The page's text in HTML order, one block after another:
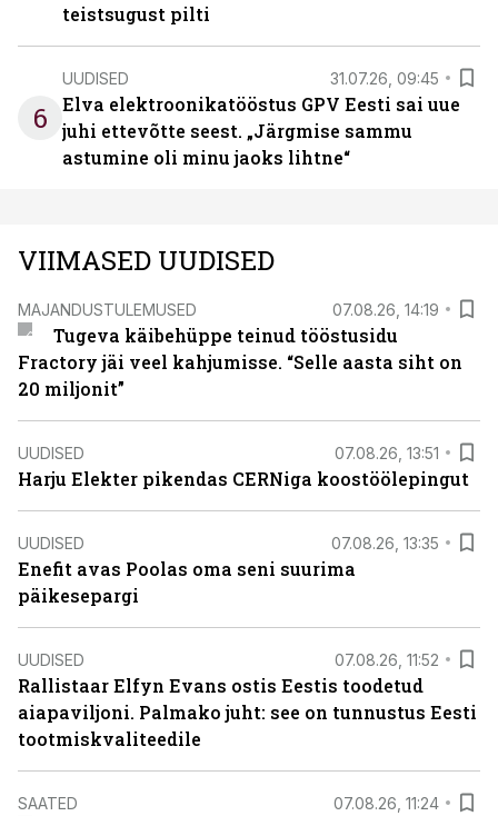
teistsugust pilti
6
UUDISED 31.07.26, 09:45
Elva elektroonikatööstus GPV Eesti sai uue
juhi ettevõtte seest. „Järgmise sammu
astumine oli minu jaoks lihtne“
VIIMASED UUDISED
MAJANDUSTULEMUSED 07.08.26, 14:19
Tugeva käibehüppe teinud tööstusidu
Fractory jäi veel kahjumisse. “Selle aasta siht on
20 miljonit”
UUDISED 07.08.26, 13:51
Harju Elekter pikendas CERNiga koostöölepingut
UUDISED 07.08.26, 13:35
Enefit avas Poolas oma seni suurima
päikesepargi
UUDISED 07.08.26, 11:52
Rallistaar Elfyn Evans ostis Eestis toodetud
aiapaviljoni. Palmako juht: see on tunnustus Eesti
tootmiskvaliteedile
SAATED 07.08.26, 11:24